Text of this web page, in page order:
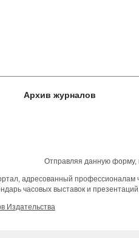
Архив журналов
Отправляя данную форму,
адресованный профессионалам
часовых выставок и
Издательства